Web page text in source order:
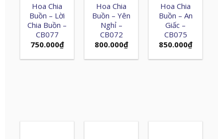
Hoa Chia
Buồn – Lời
Chia Buồn –
CB077
750.000₫
Hoa Chia
Buồn – Yên
Nghỉ –
CB072
800.000₫
Hoa Chia
Buồn – An
Giấc –
CB075
850.000₫